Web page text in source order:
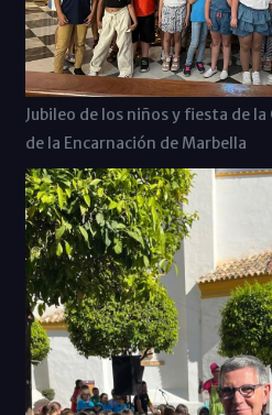
Jubileo de los niños y fiesta de
de la Encarnación de Marbella